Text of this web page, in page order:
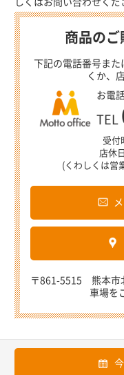
しくはお問い合わせくだ
商品のご
下記の電話番号また
くか、
お電
TEL
受付
店休
(くわしくは営
〒861-5515 熊本市
車場を